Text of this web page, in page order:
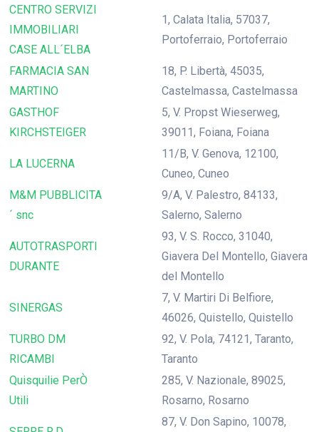
CENTRO SERVIZI
IMMOBILIARI
CASE ALL´ELBA
1, Calata Italia, 57037,
Portoferraio, Portoferraio
FARMACIA SAN
MARTINO
18, P. Libertà, 45035,
Castelmassa, Castelmassa
GASTHOF
KIRCHSTEIGER
5, V. Propst Wieserweg,
39011, Foiana, Foiana
LA LUCERNA
11/B, V. Genova, 12100,
Cuneo, Cuneo
M&M PUBBLICITA
´ snc
9/A, V. Palestro, 84133,
Salerno, Salerno
AUTOTRASPORTI
DURANTE
93, V. S. Rocco, 31040,
Giavera Del Montello, Giavera
del Montello
SINERGAS
7, V. Martiri Di Belfiore,
46026, Quistello, Quistello
TURBO DM
RICAMBI
92, V. Pola, 74121, Taranto,
Taranto
Quisquilie PerÒ
Utili
285, V. Nazionale, 89025,
Rosarno, Rosarno
87, V. Don Sapino, 10078,